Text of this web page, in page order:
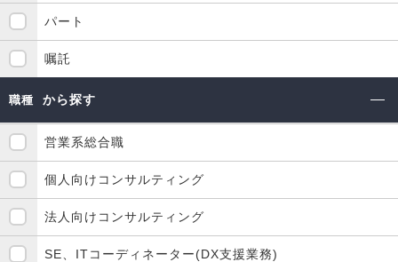
パート
嘱託
職種 から探す
営業系総合職
個人向けコンサルティング
法人向けコンサルティング
SE、ITコーディネーター(DX支援業務)